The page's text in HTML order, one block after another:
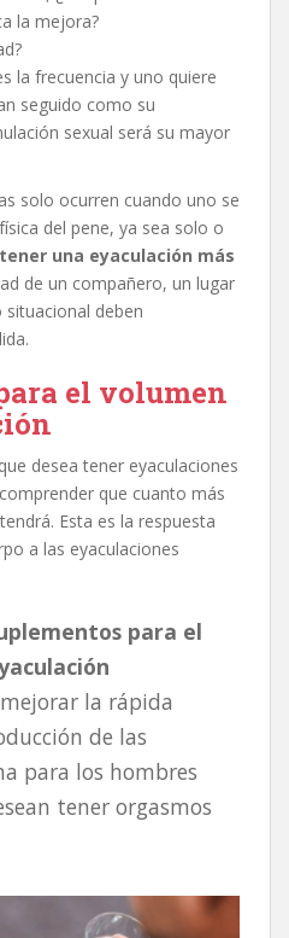
la mejora?
la frecuencia y uno quiere
seguido como su
sexual será su mayor
solo ocurren cuando uno se
del pene, ya sea solo o
tener una eyaculación más
de un compañero, un lugar
deben
el volumen
desea tener eyaculaciones
que cuanto más
Esta es la respuesta
a las eyaculaciones
para el
la rápida
de las
para los hombres
tener orgasmos